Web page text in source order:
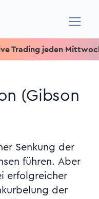
jeden Mittwoch um
(Gibson